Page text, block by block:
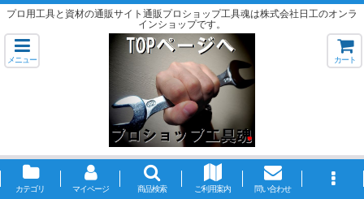
プロ用工具と資材の通販サイト通販プロショップ工具魂は株式会社日工のオンラ
インショップです。
メニュー カート
カテゴリ マイページ 商品検索 ご利用案内 問い合わせ